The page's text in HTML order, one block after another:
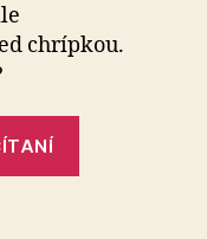
chrípkou.